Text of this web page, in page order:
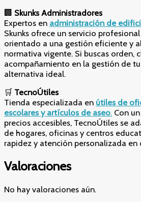
🏢 Skunks Administradores
Expertos en administración de
Skunks ofrece un servicio
orientado a una gestión eficiente y
normativa vigente. Si buscas orden,
acompañamiento en la gestión de
alternativa ideal.
🛒 TecnoÚtiles
Tienda especializada en útiles de
escolares y artículos de aseo. Con
precios accesibles, TecnoÚtiles se
de hogares, oficinas y centros
rapidez y atención personalizada en
Valoraciones
No hay valoraciones aún.